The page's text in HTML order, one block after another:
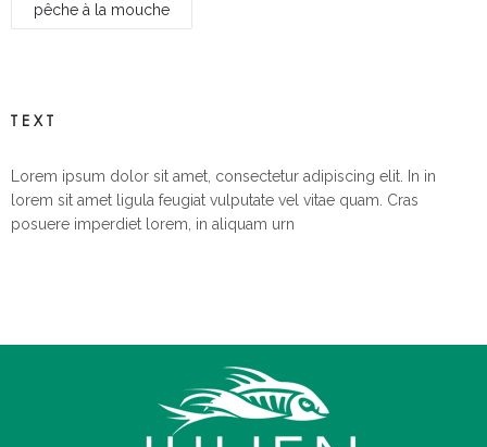
pêche à la mouche
TEXT
Lorem ipsum dolor sit amet, consectetur adipiscing elit. In in
lorem sit amet ligula feugiat vulputate vel vitae quam. Cras
posuere imperdiet lorem, in aliquam urn